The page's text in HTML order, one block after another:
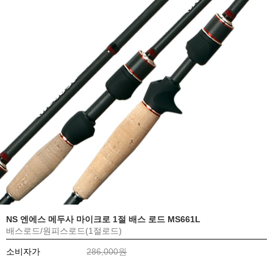
NS 엔에스 메두사 마이크로 1절 배스 로드 MS661L
배스로드/원피스로드(1절로드)
소비자가
286,000원